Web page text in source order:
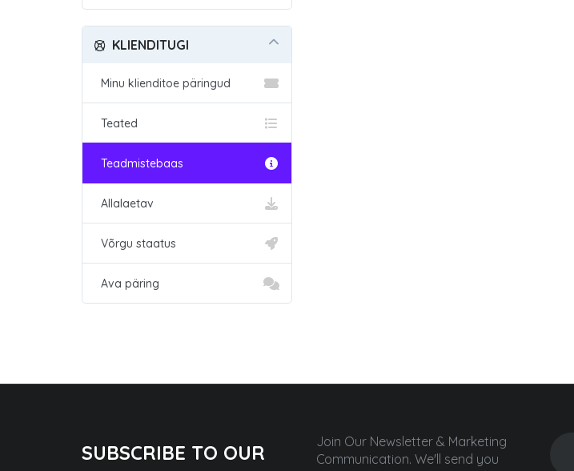
KLIENDITUGI
Minu klienditoe päringud
Teated
Teadmistebaas
Allalaetav
Võrgu staatus
Ava päring
SUBSCRIBE TO OUR
Join Our Newsletter & Marketing
Communication. We'll send you